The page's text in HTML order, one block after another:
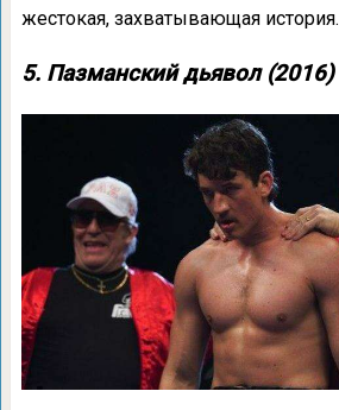
жестокая, захватывающая история.
5. Пазманский дьявол (2016)